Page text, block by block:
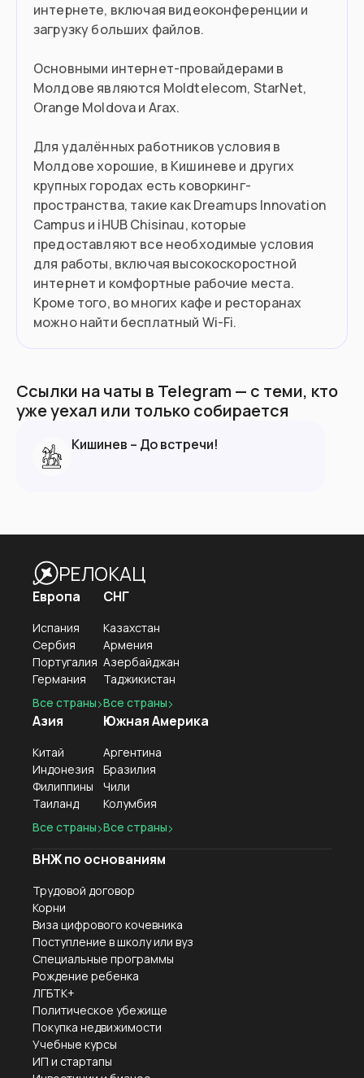
интернете, включая видеоконференции и
загрузку больших файлов.
Основными интернет-провайдерами в
Молдове являются Moldtelecom, StarNet,
Orange Moldova и Arax.
Для удалённых работников условия в
Молдове хорошие, в Кишиневе и других
крупных городах есть коворкинг-
пространства, такие как Dreamups Innovation
Campus и iHUB Chisinau, которые
предоставляют все необходимые условия
для работы, включая высокоскоростной
интернет и комфортные рабочие места.
Кроме того, во многих кафе и ресторанах
можно найти бесплатный Wi-Fi.
Ссылки на чаты в Telegram — с теми, кто
уже уехал или только собирается
Кишинев – До встречи!
РЕЛОКАЦ
Европа
Испания
Сербия
Португалия
Германия
Все страны
Азия
Китай
Индонезия
Филиппины
Таиланд
Все страны
СНГ
Казахстан
Армения
Азербайджан
Таджикистан
Все страны
Южная Америка
Аргентина
Бразилия
Чили
Колумбия
Все страны
ВНЖ по основаниям
Трудовой договор
Корни
Виза цифрового кочевника
Поступление в школу или вуз
Специальные программы
Рождение ребенка
ЛГБТК+
Политическое убежище
Покупка недвижимости
Учебные курсы
ИП и стартапы